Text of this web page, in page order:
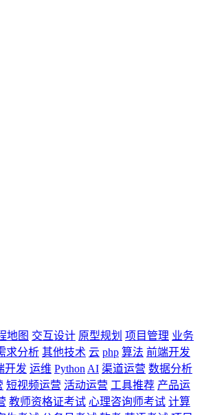
地图 交互设计 原型规划 项目管理 业务
求分析 其他技术 云 php 算法 前端开发
开发 运维 Python AI 渠道运营 数据分析
短视频运营 活动运营 工具推荐 产品运
教师资格证考试 心理咨询师考试 计算